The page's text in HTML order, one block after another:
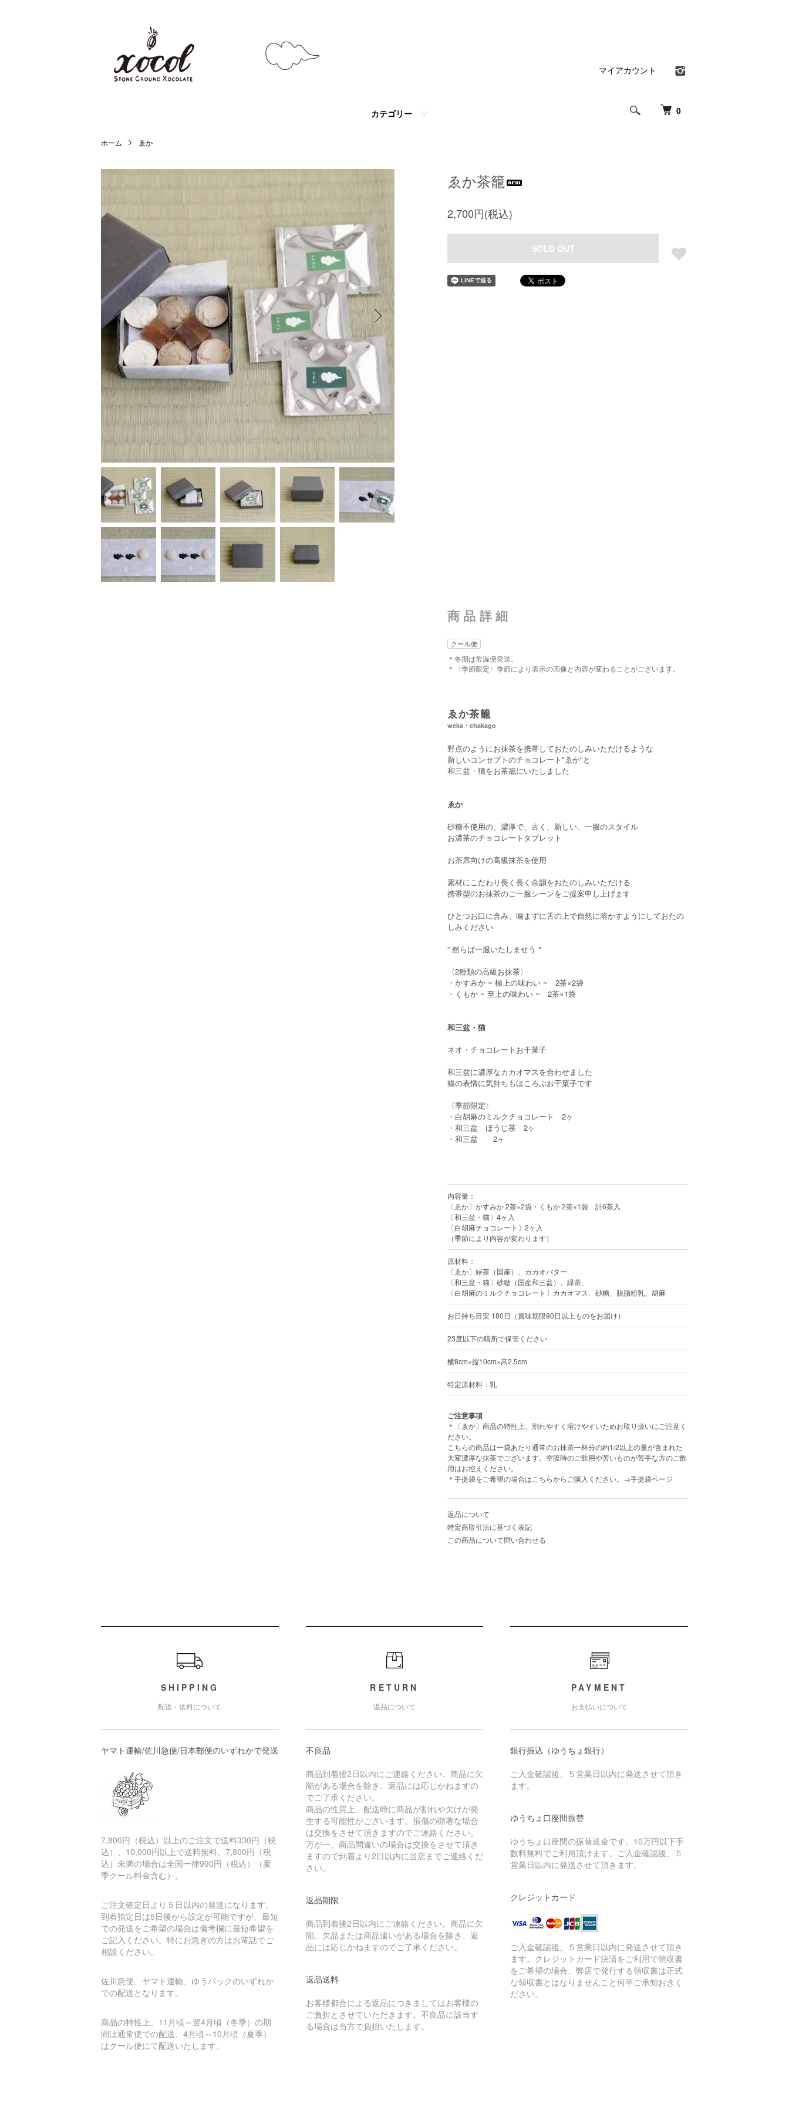
0
カテゴリー
マイアカウント
ホーム ゑか
ゑか茶籠
2,700円(税込)
SOLD OUT
商品詳細
クール便
＊冬期は常温便発送。
＊〈季節限定〉季節により表示の画像と内容が変わることがございます。
ゑか茶籠
weka・chakago
野点のようにお抹茶を携帯しておたのしみいただけるような
新しいコンセプトのチョコレート"ゑか"と
和三盆・猫をお茶籠にいたしました
ゑか
砂糖不使用の、濃厚で、古く、新しい、一服のスタイル
お濃茶のチョコレートタブレット
お茶席向けの高級抹茶を使用
素材にこだわり長く長く余韻をおたのしみいただける
携帯型のお抹茶のご一服シーンをご提案申し上げます
ひとつお口に含み、噛まずに舌の上で自然に溶かすようにしておたの
しみください
” 然らば一服いたしませう "
〈2種類の高級お抹茶〉
・かすみか ~ 極上の味わい ~ 2茶×2袋
・くもか ~ 至上の味わい ~ 2茶×1袋
和三盆・猫
ネオ・チョコレートお干菓子
和三盆に濃厚なカカオマスを合わせました
猫の表情に気持ちもほころぶお干菓子です
〈季節限定〉
・白胡麻のミルクチョコレート 2ヶ
・和三盆 ほうじ茶 2ヶ
・和三盆 2ヶ
内容量：
〔ゑか〕かすみか 2茶×2袋・くもか 2茶×1袋 計6茶入
〔和三盆・猫〕4ヶ入
〔白胡麻チョコレート〕2ヶ入
（季節により内容が変わります）
原材料：
〔ゑか〕緑茶（国産）、カカオバター
〔和三盆・猫〕砂糖（国産和三盆）、緑茶、
〔白胡麻のミルクチョコレート〕カカオマス、砂糖、脱脂粉乳、胡麻
お日持ち目安 180日（賞味期限90日以上ものをお届け）
23度以下の暗所で保管ください
横8cm×縦10cm×高2.5cm
特定原材料：乳
ご注意事項
＊〔ゑか〕商品の特性上、割れやすく溶けやすいためお取り扱いにご注意く
ださい。
こちらの商品は一袋あたり通常のお抹茶一杯分の約1/2以上の量が含まれた
大変濃厚な抹茶でございます。空腹時のご飲用や苦いものが苦手な方のご飲
用はお控えください。
＊ 手提袋をご希望の場合はこちらからご購入ください。→手提袋ページ
返品について
特定商取引法に基づく表記
この商品について問い合わせる
SHIPPING
配送・送料について
ヤマト運輸/佐川急便/日本郵便のいずれかで発送
7,800円（税込）以上のご注文で送料330円（税
込）、10,000円以上で送料無料、7,800円（税
込）未満の場合は全国一律990円（税込）（夏
季クール料金含む）。
ご注文確定日より５日以内の発送になります。
到着指定日は5日後から設定が可能ですが、最短
での発送をご希望の場合は備考欄に最短希望を
ご記入ください。特にお急ぎの方はお電話でご
相談ください。
佐川急便、ヤマト運輸、ゆうパックのいずれか
での配送となります。
商品の特性上、11月頃～翌4月頃（冬季）の期
間は通常便での配送、4月頃～10月頃（夏季）
はクール便にて配送いたします。
RETURN
返品について
不良品
商品到着後2日以内にご連絡ください。商品に欠
陥がある場合を除き、返品には応じかねますの
でご了承ください。
商品の性質上、配送時に商品が割れや欠けが発
生する可能性がございます。損傷の顕著な場合
は交換をさせて頂きますのでご連絡ください。
万が一、商品間違いの場合は交換をさせて頂き
ますので到着より2日以内に当店までご連絡くだ
さい。
返品期限
商品到着後2日以内にご連絡ください。商品に欠
陥、欠品または商品違いがある場合を除き、返
品には応じかねますのでご了承ください。
返品送料
お客様都合による返品につきましてはお客様の
ご負担とさせていただきます。不良品に該当す
る場合は当方で負担いたします。
PAYMENT
お支払いについて
銀行振込（ゆうちょ銀行）
ご入金確認後、５営業日以内に発送させて頂き
ます。
ゆうちょ口座間振替
ゆうちょ口座間の振替送金です。10万円以下手
数料無料でご利用頂けます。ご入金確認後、５
営業日以内に発送させて頂きます。
クレジットカード
ご入金確認後、５営業日以内に発送させて頂き
ます。クレジットカード決済をご利用で領収書
をご希望の場合、弊店で発行する領収書は正式
な領収書とはなりませんこと何卒ご承知おきく
ださい。